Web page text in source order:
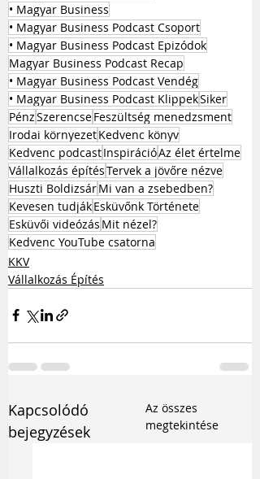
• Magyar Business
• Magyar Business Podcast Csoport
• Magyar Business Podcast Epizódok
Magyar Business Podcast Recap
• Magyar Business Podcast Vendég
• Magyar Business Podcast KlippekSiker
PénzSzerencseFeszültség menedzsment
Irodai környezetKedvenc könyv
Kedvenc podcastInspirációAz élet értelme
Vállalkozás építésTervek a jövőre nézve
Huszti BoldizsárMi van a zsebedben?
Kevesen tudjákEsküvőnk Története
Esküvői videózás Mit nézel?
Kedvenc YouTube csatorna
KKV
Vállalkozás Építés
Kapcsolódó
bejegyzések
Az összes
megtekintése